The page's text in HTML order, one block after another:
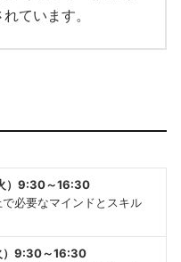
ています。
）9:30～16:30
必要なマインドとスキル
）9:30～16:30